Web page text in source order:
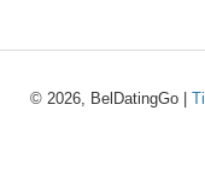
© 2026, BelDatingGo |